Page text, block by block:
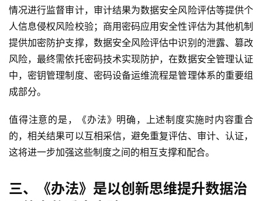
情况进行监督审计，审计结果为数据安全风险评估等提供个
人信息侵权风险校验；商用密码应用安全性评估为其他机制
提供加密防护支撑，数据安全风险评估中识别的泄露、篡改
风险，最终需依托密码技术实现防护，在数据安全管理认证
中，密钥管理制度、密码设备运维流程是管理体系的重要组
成部分。
值得注意的是，《办法》明确，上述制度实施时内容重合
的，相关结果可以互相采信，避免重复评估、审计、认证，
这将进一步加强这些制度之间的相互支撑和配合。
三、《办法》是以创新思维提升数据治